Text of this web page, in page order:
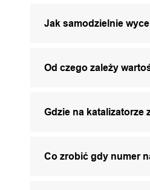
Jak samodzielnie
Od czego zależy
Gdzie na katalizatorze
Co zrobić gdy numer